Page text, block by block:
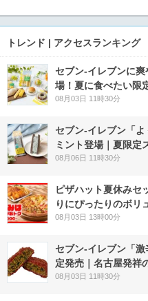
トレンド | アクセスランキング
セブン‐イレブンに
場！夏に食べたい限
08月03日 11時30分
セブン‐イレブン「
ミント登場｜夏限定
08月06日 11時30分
ピザハット夏休みセ
りにぴったりのボリ
08月03日 13時00分
セブン-イレブン「
定発売｜名古屋発祥
08月03日 11時30分